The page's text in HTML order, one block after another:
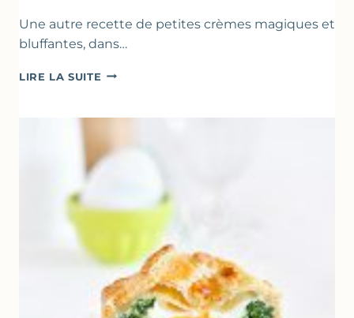
Une autre recette de petites crèmes magiques et
bluffantes, dans…
LIRE LA SUITE CRÈMES
FRAISE
YAOURT
GREC